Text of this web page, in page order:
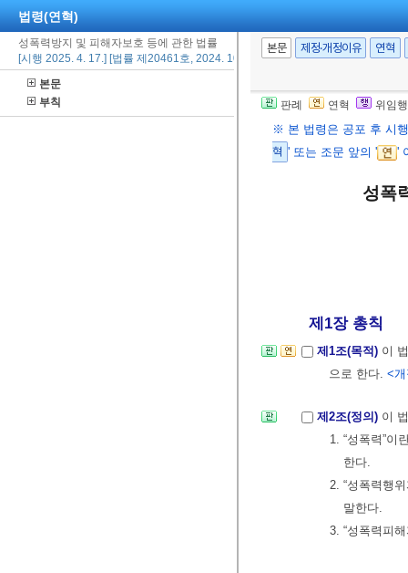
법령(연혁)
성폭력방지 및 피해자보호 등에 관한 법률
[시행 2025. 4. 17.] [법률 제20461호, 2024. 10. 16., 일부개정]
본문
부칙
본문 제정·개정이유 연혁
판례 연혁 위임
※ 본 법령은 공포 후 시
혁 ' 또는 조문 앞의 ' '
성폭
제1장 총칙
제1조(목적) 이
으로 한다. <
제2조(정의) 이
1. “성폭력”이
한다.
2. “성폭력행
말한다.
3. “성폭력피